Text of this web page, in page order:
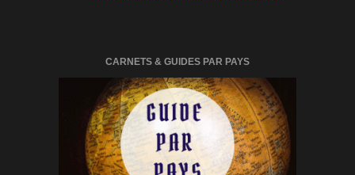
CARNETS & GUIDES PAR PAYS